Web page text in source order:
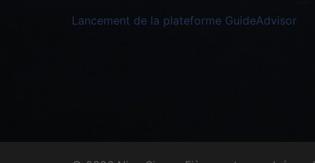
Lancement de la plateforme GuideAdvisor